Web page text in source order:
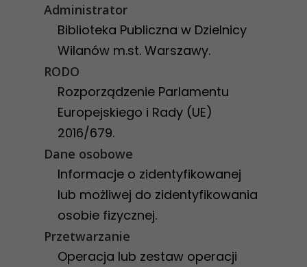
Administrator
Biblioteka Publiczna w Dzielnicy
Wilanów m.st. Warszawy.
RODO
Rozporządzenie Parlamentu
Europejskiego i Rady (UE)
2016/679.
Dane osobowe
Informacje o zidentyfikowanej
lub możliwej do zidentyfikowania
osobie fizycznej.
Przetwarzanie
Operacja lub zestaw operacji